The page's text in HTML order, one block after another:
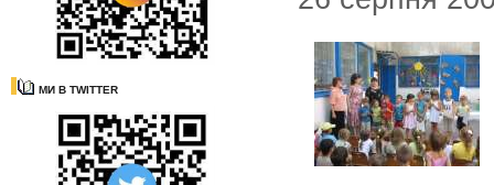
МИ В TWITTER